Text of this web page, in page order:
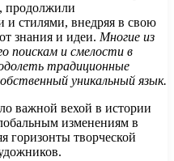
продолжили
и стилями, внедряя в свою
знания и идеи. Многие из
поискам и смелости в
традиционные
уникальный язык.
важной вехой в истории
изменениям в
горизонты творческой